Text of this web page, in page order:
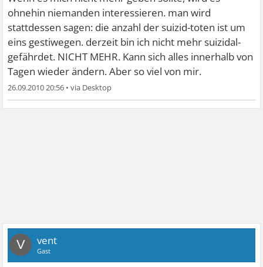
ohnehin niemanden interessieren. man wird
stattdessen sagen: die anzahl der suizid-toten ist um
eins gestiwegen. derzeit bin ich nicht mehr suizidal-
gefährdet. NICHT MEHR. Kann sich alles innerhalb von
Tagen wieder ändern. Aber so viel von mir.
26.09.2010 20:56 •
V vent
Gast